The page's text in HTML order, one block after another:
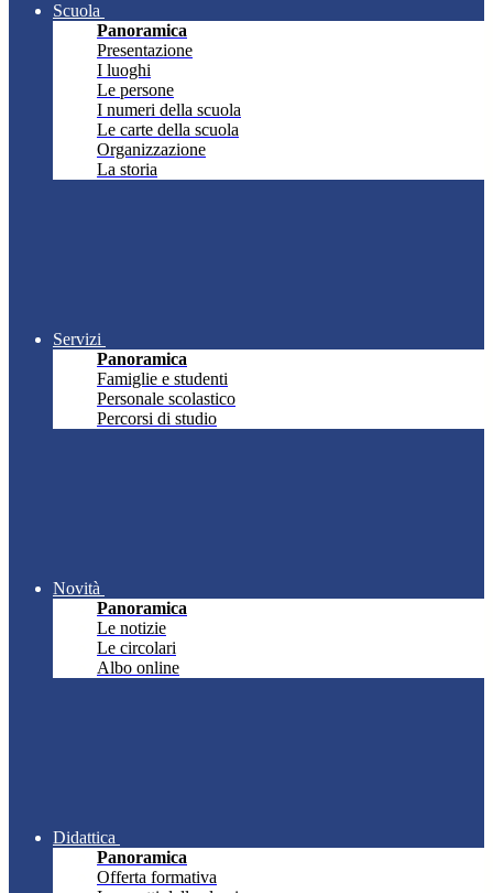
Scuola
Panoramica
Presentazione
I luoghi
Le persone
I numeri della scuola
Le carte della scuola
Organizzazione
La storia
Servizi
Panoramica
Famiglie e studenti
Personale scolastico
Percorsi di studio
Novità
Panoramica
Le notizie
Le circolari
Albo online
Didattica
Panoramica
Offerta formativa